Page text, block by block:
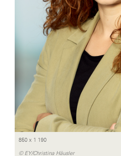
850 x 1 190
© EY/Christina Häusler